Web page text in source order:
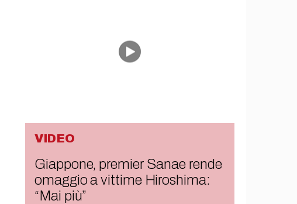
VIDEO
Giappone, premier Sanae rende
omaggio a vittime Hiroshima:
“Mai più”